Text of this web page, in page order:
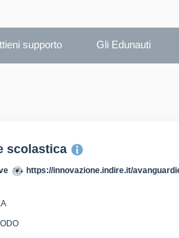
supporto Gli Edunauti
scolastica
https://innovazione.indire.it/